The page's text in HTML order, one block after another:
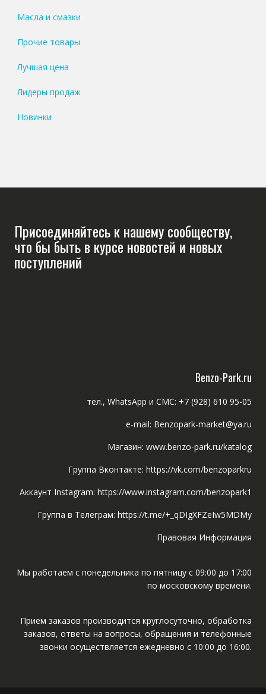
Масла и смазки
Прочие товары
Лучшая цена
Лидеры продаж
Новинки
Присоединяйтесь к нашему сообществу,
что бы быть в курсе новостей и новых
поступлений
Benzo-Park.ru
тел., WhatsApp и СМС: +7 (928) 610 95-05
e-mail: Benzopark-market@ya.ru
Магазин: www.benzo-park.ru/katalog
Группа Вконтакте: https://vk.com/benzoparkru
Аккаунт Instagram: https://www.instagram.com/benzopark1
Группа в Телеграм: https://t.me/+_qDIgXFZeIw5MDMy
Правовая Информация
Мы работаем с понедельника по пятницу с 09:00 до 17:00
по московскому времени.
Прием заказов производится круглосуточно, обработка
заказов, ответы на вопросы, обращения и телефонные
звонки осуществляется ежедневно с 10:00 до 16:00.